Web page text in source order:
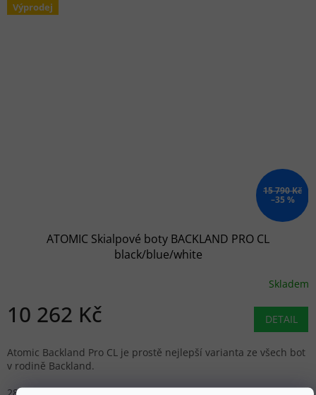
Výprodej
15 790 Kč
–35 %
ATOMIC Skialpové boty BACKLAND PRO CL
black/blue/white
Skladem
10 262 Kč DETAIL
Atomic Backland Pro CL je prostě nejlepší varianta ze všech bot
v rodině Backland.